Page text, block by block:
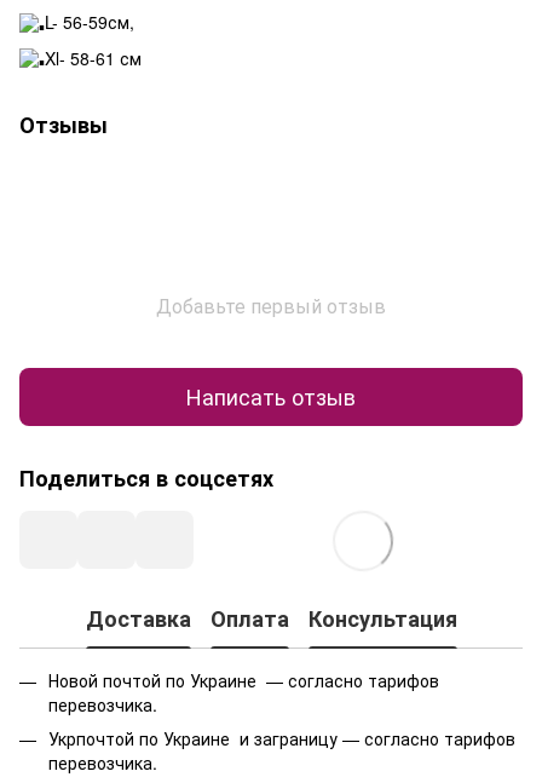
L- 56-59см,
Xl- 58-61 см
Отзывы
Добавьте первый отзыв
Написать отзыв
Поделиться в соцсетях
Доставка Оплата Консультация
Новой почтой по Украине — согласно тарифов
перевозчика.
Укрпочтой по Украине и заграницу — согласно тарифов
перевозчика.